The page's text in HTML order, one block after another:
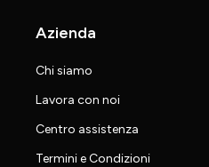
Azienda
Chi siamo
Lavora con noi
Centro assistenza
Termini e Condizioni